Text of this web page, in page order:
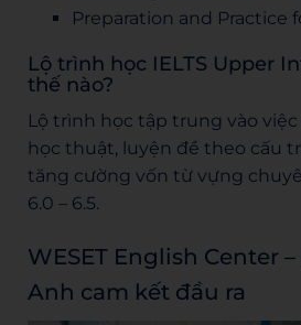
Preparation and Practice
Lộ trình học IELTS Upper
thế nào?
Lộ trình học tập trung vào
học thuật, luyện đề theo cấu
tăng cường vốn từ vựng
6.0 – 6.5.
WESET English Center
Anh cam kết đầu ra